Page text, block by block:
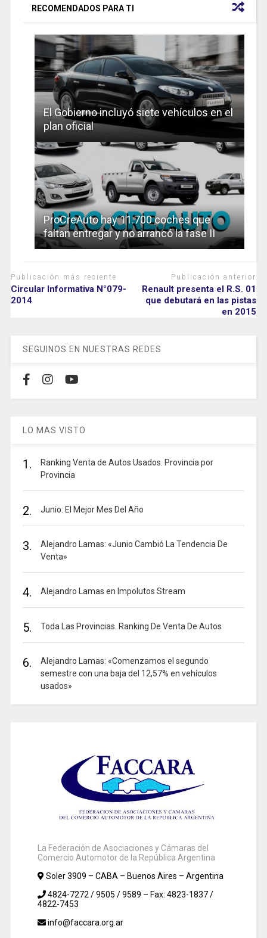
RECOMENDADOS PARA TI
El Gobierno incluyó siete vehículos en el
plan oficial
ProCreAuto hay 11.700 coches que
faltan entregar y no arrancó la fase II
Publicación más reciente
Circular Informativa N°079-
2014
Publicación anterior
Renault presenta el R.S. 01
que debutará en las pistas
en 2015
SEGUINOS EN NUESTRAS REDES
LO MAS VISTO
1.
Ranking Venta de Autos Usados. Provincia por
Provincia
2. Junio: El Mejor Mes Del Año
3.
Alejandro Lamas: «Junio Cambió La Tendencia De
Venta»
4. Alejandro Lamas en Impolutos Stream
5. Toda Las Provincias. Ranking De Venta De Autos
6.
Alejandro Lamas: «Comenzamos el segundo
semestre con una baja del 12,57% en vehículos
usados»
La Federación de Asociaciones y Cámaras del
Comercio Automotor de la República Argentina
Soler 3909 – CABA – Buenos Aires – Argentina
4824-7272 / 9505 / 9589 – Fax: 4823-1837 /
4822-7453
info@faccara.org.ar